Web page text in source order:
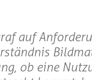
auf
ob eine